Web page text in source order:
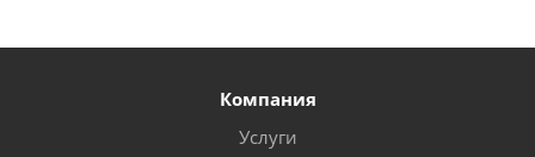
Компания
Услуги